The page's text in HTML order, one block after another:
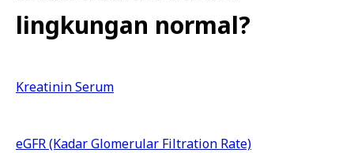
lingkungan normal?
Kreatinin Serum
eGFR (Kadar Glomerular Filtration Rate)